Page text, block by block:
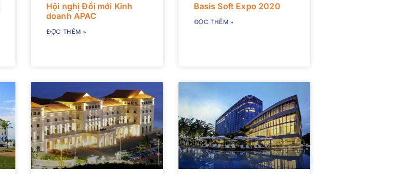
Hội nghị Đổi mới Kinh
doanh APAC
ĐỌC THÊM »
Basis Soft Expo 2020
ĐỌC THÊM »